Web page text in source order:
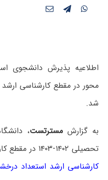
اطلاعیه پذیرش دانشجوی
شد.
به گزارش مسترتست،
تحصیلی ۱۴۰۲-۱۴۰۳ در مقطع کارشناسی ارشد براساس
کارشناسی ارشد استعداد